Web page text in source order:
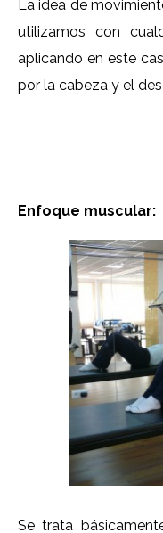
La idea de
utilizamos con
aplicando en este
por la cabeza y el
Enfoque muscular:
Se trata